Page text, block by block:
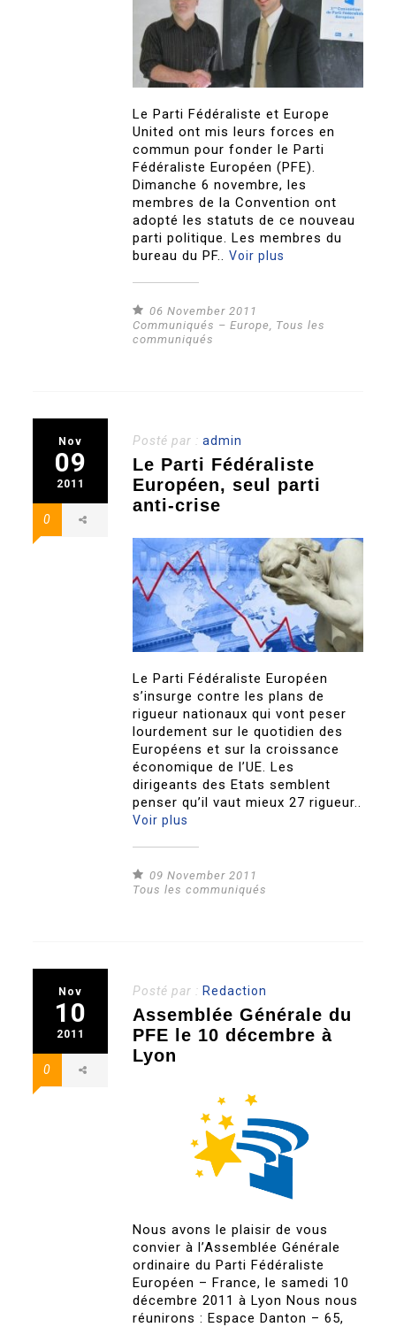
Le Parti Fédéraliste et Europe
United ont mis leurs forces en
commun pour fonder le Parti
Fédéraliste Européen (PFE).
Dimanche 6 novembre, les
membres de la Convention ont
adopté les statuts de ce nouveau
parti politique. Les membres du
bureau du PF..Voir plus
06 November 2011
Communiqués – Europe
Tous les
communiqués
Nov
09
2011
0
Posté par :admin
Le Parti Fédéraliste
Européen, seul parti
anti-crise
Le Parti Fédéraliste Européen
s’insurge contre les plans de
rigueur nationaux qui vont peser
lourdement sur le quotidien des
Européens et sur la croissance
économique de l’UE. Les
dirigeants des Etats semblent
penser qu’il vaut mieux 27 rigueur..
Voir plus
09 November 2011
Tous les communiqués
Nov
10
2011
0
Posté par : Redaction
Assemblée Générale du
PFE le 10 décembre à
Lyon
Nous avons le plaisir de vous
convier à l’Assemblée Générale
ordinaire du Parti Fédéraliste
Européen – France, le samedi 10
décembre 2011 à Lyon Nous nous
réunirons : Espace Danton – 65,